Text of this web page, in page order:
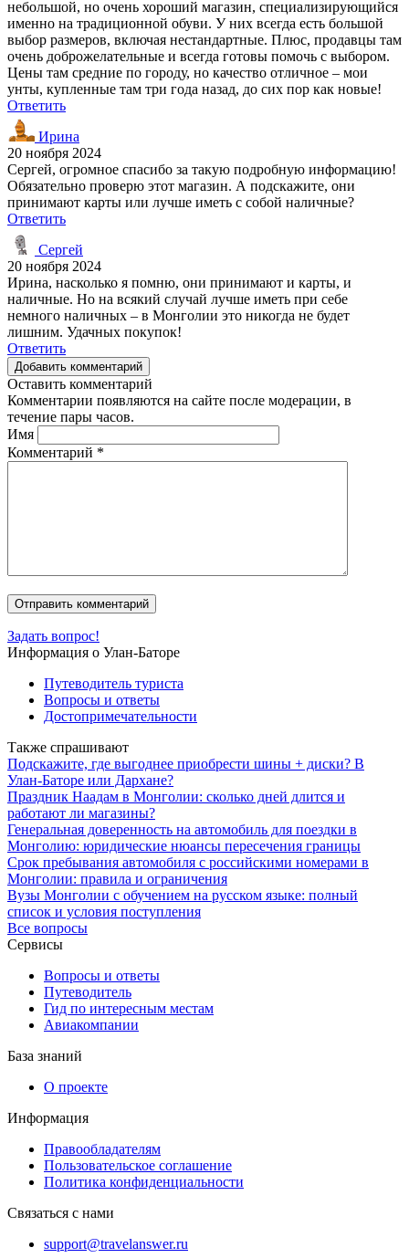
небольшой, но очень хороший магазин, специализирующийся
именно на традиционной обуви. У них всегда есть большой
выбор размеров, включая нестандартные. Плюс, продавцы там
очень доброжелательные и всегда готовы помочь с выбором.
Цены там средние по городу, но качество отличное – мои
унты, купленные там три года назад, до сих пор как новые!
Ответить
Ирина
20 ноября 2024
Сергей, огромное спасибо за такую подробную информацию!
Обязательно проверю этот магазин. А подскажите, они
принимают карты или лучше иметь с собой наличные?
Ответить
Сергей
20 ноября 2024
Ирина, насколько я помню, они принимают и карты, и
наличные. Но на всякий случай лучше иметь при себе
немного наличных – в Монголии это никогда не будет
лишним. Удачных покупок!
Ответить
Добавить комментарий
Оставить комментарий
Комментарии появляются на сайте после модерации, в
течение пары часов.
Имя
Комментарий *
Задать вопрос!
Информация о Улан-Баторе
Путеводитель туриста
Вопросы и ответы
Достопримечательности
Также спрашивают
Подскажите, где выгоднее приобрести шины + диски? В
Улан-Баторе или Дархане?
Праздник Наадам в Монголии: сколько дней длится и
работают ли магазины?
Генеральная доверенность на автомобиль для поездки в
Монголию: юридические нюансы пересечения границы
Срок пребывания автомобиля с российскими номерами в
Монголии: правила и ограничения
Вузы Монголии с обучением на русском языке: полный
список и условия поступления
Все вопросы
Сервисы
Вопросы и ответы
Путеводитель
Гид по интересным местам
Авиакомпании
База знаний
О проекте
Информация
Правообладателям
Пользовательское соглашение
Политика конфиденциальности
Связаться с нами
support@travelanswer.ru